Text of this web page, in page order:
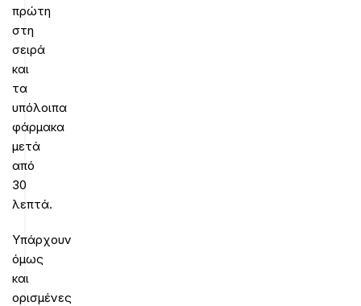
πρώτη
στη
σειρά
και
τα
υπόλοιπα
φάρμακα
μετά
από
30
λεπτά.
Υπάρχουν
όμως
και
ορισμένες